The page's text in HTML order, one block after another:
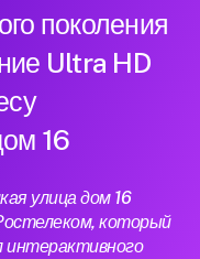
поколения
Ultra HD
16
улица дом 16
который
интерактивного